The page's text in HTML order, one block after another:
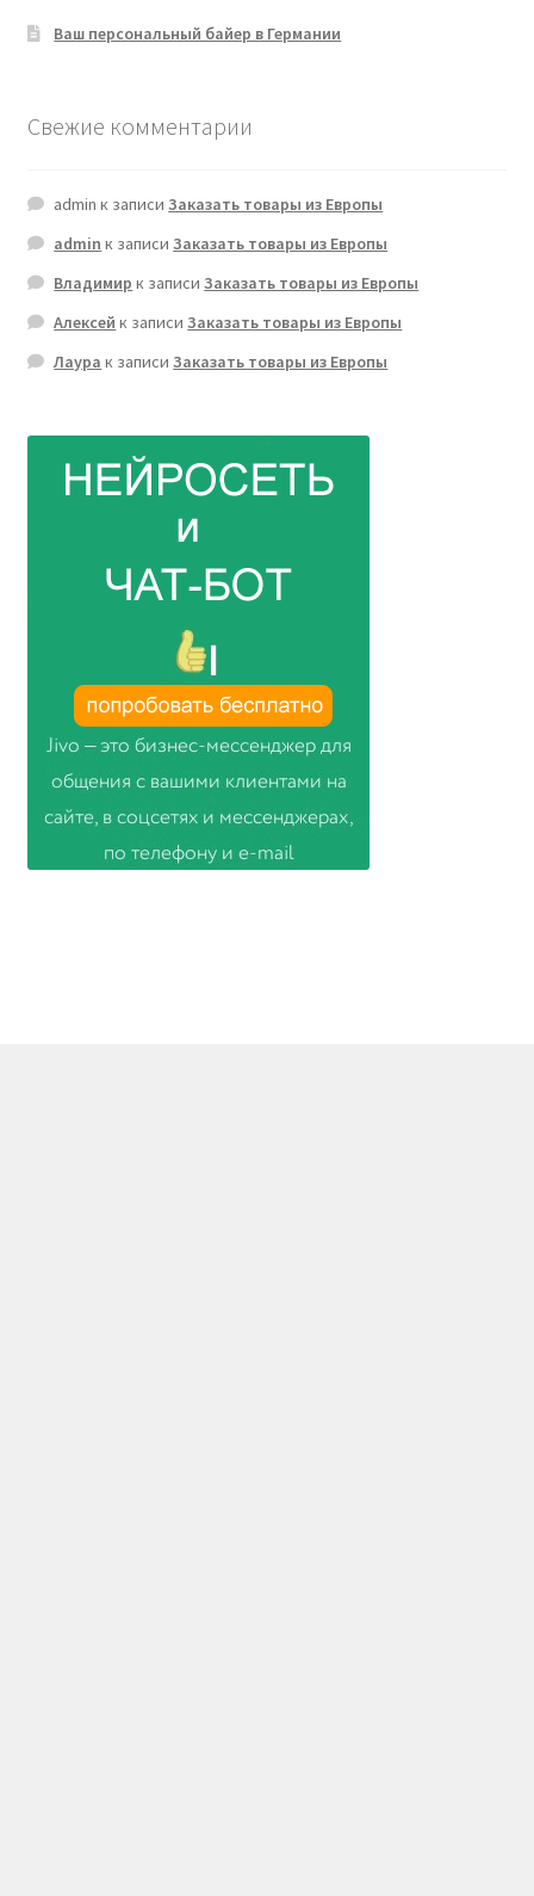
Ваш персональный байер в Германии
Свежие комментарии
admin к записиЗаказать товары из Европы
admin к записиЗаказать товары из Европы
Владимир к записиЗаказать товары из Европы
Алексей к записиЗаказать товары из Европы
Лаура к записиЗаказать товары из Европы